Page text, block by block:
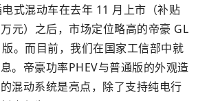
式混动车在去年 11 月上市（补贴
元）之后，市场定位略高的帝豪 GL
。而目前，我们在国家工信部中就
。帝豪功率PHEV与普通版的外观造
混动系统是亮点，除了支持纯电行